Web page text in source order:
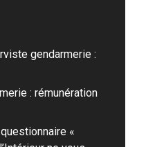
gendarmerie :
: rémunération
«